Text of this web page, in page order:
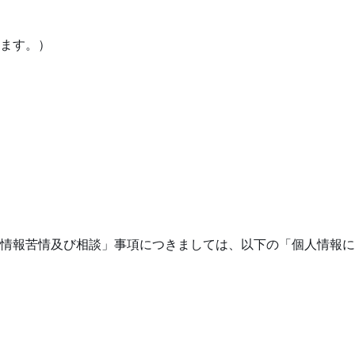
す。）
苦情及び相談」事項につきましては、以下の「個人情報に